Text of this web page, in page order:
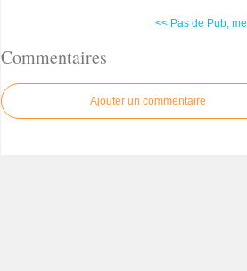
<< Pas de Pub,
Commentaires
Ajouter un commentaire